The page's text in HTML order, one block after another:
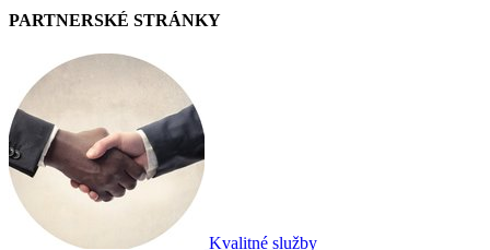
PARTNERSKÉ STRÁNKY
Kvalitné služby